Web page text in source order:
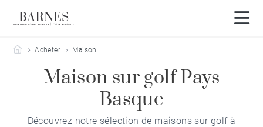
Barnes Côte Basque
Acheter Maison
Maison sur golf Pays
Basque
Découvrez notre sélection de maisons sur golf à